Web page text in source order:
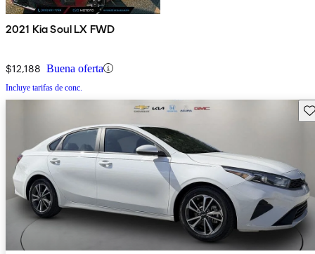
2021 Kia Soul LX FWD
$12,188 Buena oferta
Incluye tarifas de conc.